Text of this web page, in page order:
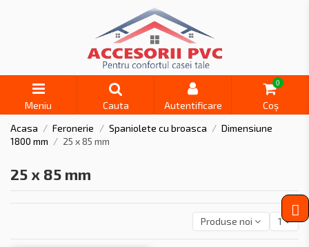
Meniu Cauta Autentificare
0
Coș
Acasa
Feronerie Spaniolete cu broasca
Dimensiune
1800 mm
25 x 85 mm
25 x 85 mm
Produse noi 1